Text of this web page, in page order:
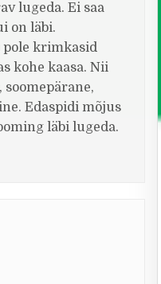
lugeda. Ei saa
on läbi.
krimkasid
kohe kaasa. Nii
Edaspidi mõjus
läbi lugeda.